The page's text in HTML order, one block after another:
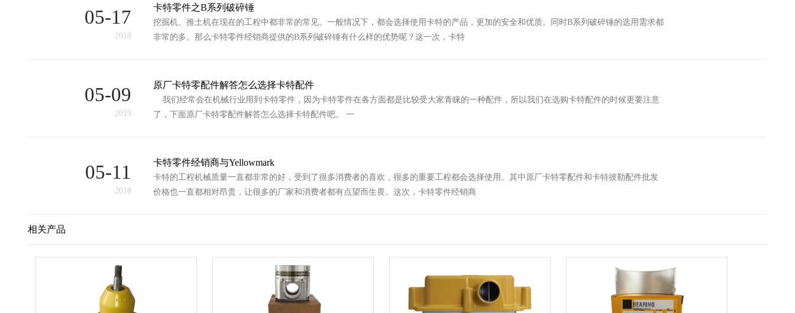
05-17
2018
卡特零件之B系列破碎锤
挖掘机、推土机在现在的工程中都非常的常见。一般情况下，都会选择使用卡特的产品，更加的安全和优质。同时B系列破碎锤的选用需求都
非常的多。那么卡特零件经销商提供的B系列破碎锤有什么样的优势呢？这一次，卡特
05-09
2019
原厂卡特零配件解答怎么选择卡特配件
我们经常会在机械行业用到卡特零件，因为卡特零件在各方面都是比较受大家青睐的一种配件，所以我们在选购卡特配件的时候更要注意
了，下面原厂卡特零配件解答怎么选择卡特配件吧。 一
05-11
2018
卡特零件经销商与Yellowmark
卡特的工程机械质量一直都非常的好，受到了很多消费者的喜欢，很多的重要工程都会选择使用。其中原厂卡特零配件和卡特彼勒配件批发
价格也一直都相对昂贵，让很多的厂家和消费者都有点望而生畏。这次，卡特零件经销商
相关产品